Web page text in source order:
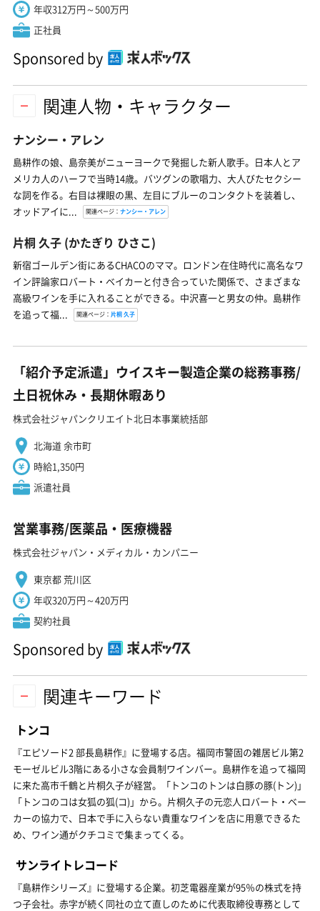
年収312万円～500万円
正社員
Sponsored by
関連人物・キャラクター
ナンシー・アレン
島耕作の娘、島奈美がニューヨークで発掘した新人歌手。日本人とア
メリカ人のハーフで当時14歳。バツグンの歌唱力、大人びたセクシー
な詞を作る。右目は裸眼の黒、左目にブルーのコンタクトを装着し、
オッドアイに...
関連ページ： ナンシー・アレン
片桐 久子 (かたぎり ひさこ)
新宿ゴールデン街にあるCHACOのママ。ロンドン在住時代に高名なワ
イン評論家ロバート・ベイカーと付き合っていた関係で、さまざまな
高級ワインを手に入れることができる。中沢喜一と男女の仲。島耕作
を追って福...
関連ページ： 片桐 久子
「紹介予定派遣」ウイスキー製造企業の総務事務/
土日祝休み・長期休暇あり
株式会社ジャパンクリエイト北日本事業統括部
北海道 余市町
時給1,350円
派遣社員
営業事務/医薬品・医療機器
株式会社ジャパン・メディカル・カンパニー
東京都 荒川区
年収320万円～420万円
契約社員
Sponsored by
関連キーワード
トンコ
『エピソード2 部長島耕作』に登場する店。福岡市警固の雑居ビル第2
モーゼルビル3階にある小さな会員制ワインバー。島耕作を追って福岡
に来た高市千鶴と片桐久子が経営。「トンコのトンは白豚の豚(トン)」
「トンコのコは女狐の狐(コ)」から。片桐久子の元恋人ロバート・ベー
カーの協力で、日本で手に入らない貴重なワインを店に用意できるた
め、ワイン通がクチコミで集まってくる。
サンライトレコード
『島耕作シリーズ』に登場する企業。初芝電器産業が95％の株式を持
つ子会社。赤字が続く同社の立て直しのために代表取締役専務として